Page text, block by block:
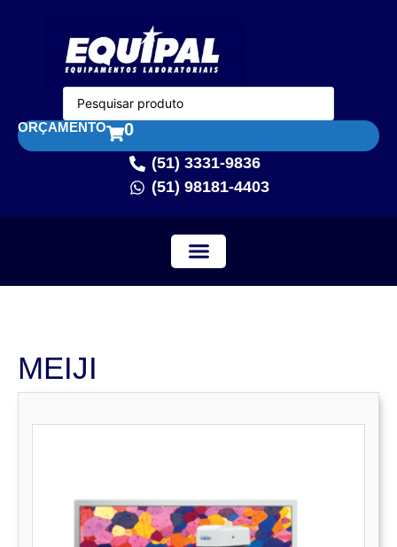
ORÇAMENTO 0
(51) 3331-9836
(51) 98181-4403
MEIJI